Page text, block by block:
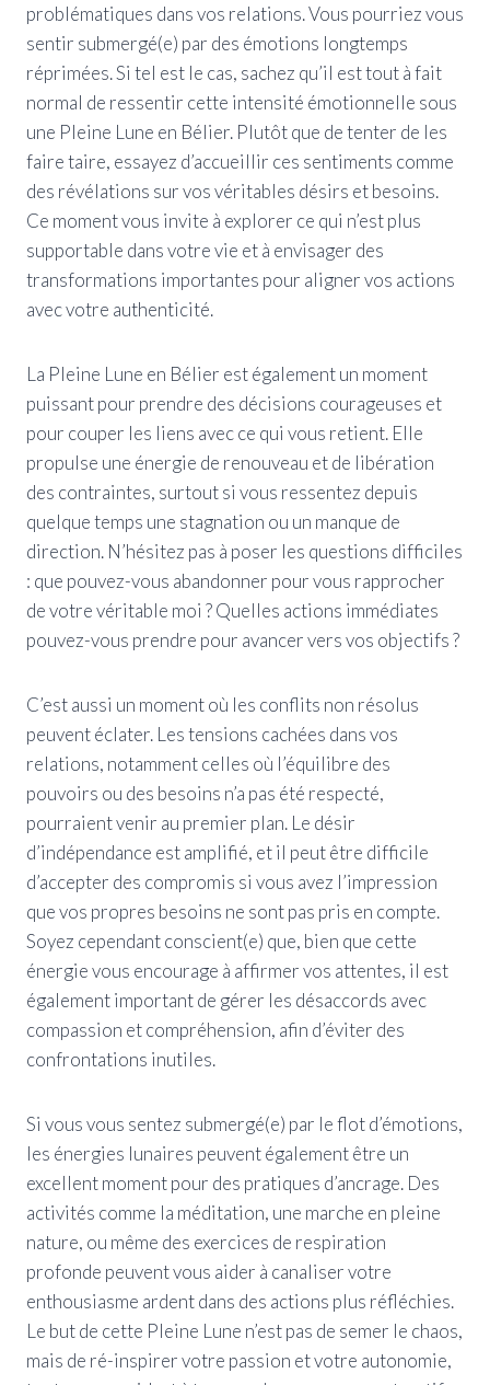
problématiques dans vos relations. Vous pourriez vous
sentir submergé(e) par des émotions longtemps
réprimées. Si tel est le cas, sachez qu’il est tout à fait
normal de ressentir cette intensité émotionnelle sous
une Pleine Lune en Bélier. Plutôt que de tenter de les
faire taire, essayez d’accueillir ces sentiments comme
des révélations sur vos véritables désirs et besoins.
Ce moment vous invite à explorer ce qui n’est plus
supportable dans votre vie et à envisager des
transformations importantes pour aligner vos actions
avec votre authenticité.
La Pleine Lune en Bélier est également un moment
puissant pour prendre des décisions courageuses et
pour couper les liens avec ce qui vous retient. Elle
propulse une énergie de renouveau et de libération
des contraintes, surtout si vous ressentez depuis
quelque temps une stagnation ou un manque de
direction. N’hésitez pas à poser les questions difficiles
: que pouvez-vous abandonner pour vous rapprocher
de votre véritable moi ? Quelles actions immédiates
pouvez-vous prendre pour avancer vers vos objectifs ?
C’est aussi un moment où les conflits non résolus
peuvent éclater. Les tensions cachées dans vos
relations, notamment celles où l’équilibre des
pouvoirs ou des besoins n’a pas été respecté,
pourraient venir au premier plan. Le désir
d’indépendance est amplifié, et il peut être difficile
d’accepter des compromis si vous avez l’impression
que vos propres besoins ne sont pas pris en compte.
Soyez cependant conscient(e) que, bien que cette
énergie vous encourage à affirmer vos attentes, il est
également important de gérer les désaccords avec
compassion et compréhension, afin d’éviter des
confrontations inutiles.
Si vous vous sentez submergé(e) par le flot d’émotions,
les énergies lunaires peuvent également être un
excellent moment pour des pratiques d’ancrage. Des
activités comme la méditation, une marche en pleine
nature, ou même des exercices de respiration
profonde peuvent vous aider à canaliser votre
enthousiasme ardent dans des actions plus réfléchies.
Le but de cette Pleine Lune n’est pas de semer le chaos,
mais de ré-inspirer votre passion et votre autonomie,